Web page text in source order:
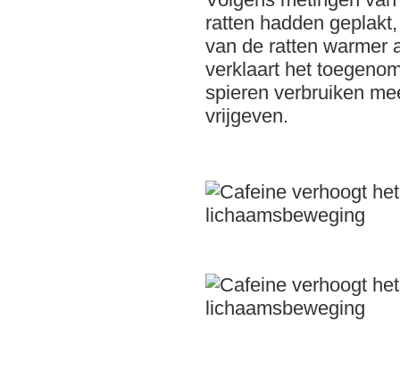
ratten hadden
van de ratten warmer
verklaart het
spieren verbruiken
vrijgeven.